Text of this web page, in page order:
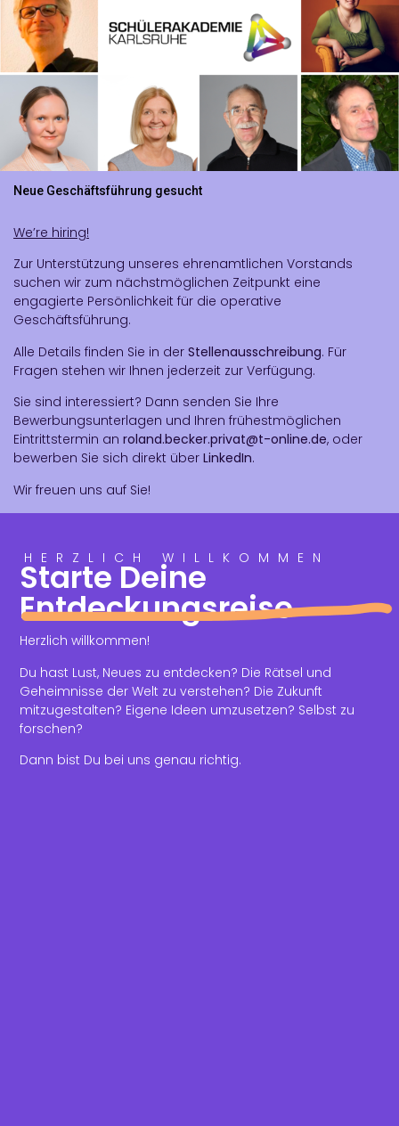
Neue Geschäftsführung gesucht
We’re hiring!
Zur Unterstützung unseres ehrenamtlichen Vorstands
suchen wir zum nächstmöglichen Zeitpunkt eine
engagierte Persönlichkeit für die operative
Geschäftsführung.
Alle Details finden Sie in der Stellenausschreibung. Für
Fragen stehen wir Ihnen jederzeit zur Verfügung.
Sie sind interessiert? Dann senden Sie Ihre
Bewerbungsunterlagen und Ihren frühestmöglichen
Eintrittstermin an roland.becker.privat@t-online.de, oder
bewerben Sie sich direkt über LinkedIn.
Wir freuen uns auf Sie!
HERZLICH WILLKOMMEN
Starte Deine
Entdeckungsreise
Herzlich willkommen!
Du hast Lust, Neues zu entdecken? Die Rätsel und
Geheimnisse der Welt zu verstehen? Die Zukunft
mitzugestalten? Eigene Ideen umzusetzen? Selbst zu
forschen?
Dann bist Du bei uns genau richtig.